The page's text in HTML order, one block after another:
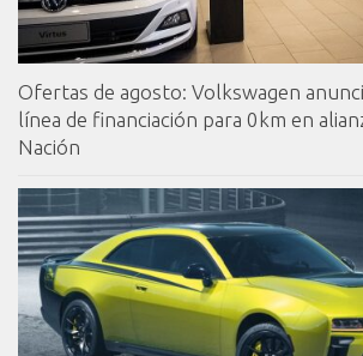
Ofertas de agosto: Volkswagen
línea de financiación para 0km en
Nación